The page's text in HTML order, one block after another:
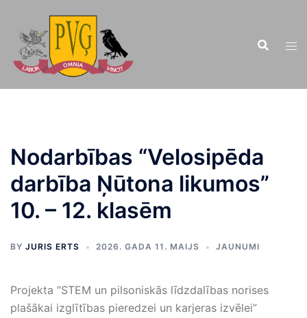
saturu
Nodarbības “Velosipēda
darbība Ņūtona likumos”
10. – 12. klasēm
BY JURIS ERTS 2026. GADA 11. MAIJS JAUNUMI
Projekta “STEM un pilsoniskās līdzdalības norises
plašākai izglītības pieredzei un karjeras izvēlei”